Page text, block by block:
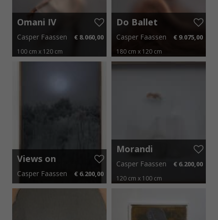
Omani IV
Casper Faassen € 8.060,00
100 cm x 120 cm
€ 120,90 p.m.
Do Ballet
Casper Faassen € 9.075,00
180 cm x 120 cm
€ 136,13 p.m.
Views on
Casper Faassen € 6.200,00
75 cm x 150 cm € 93,00 p.m.
Morandi
Casper Faassen € 6.200,00
120 cm x 100 cm